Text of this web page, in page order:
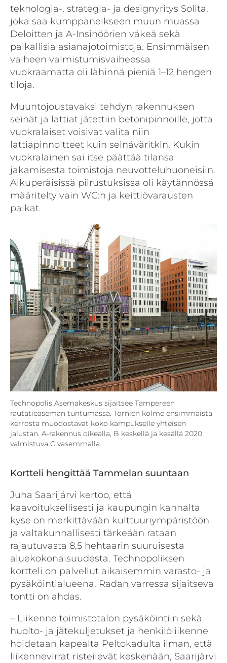
teknologia-, strategia- ja designyritys Solita,
joka saa kumppaneikseen muun muassa
Deloitten ja A-Insinöörien väkeä sekä
paikallisia asianajotoimistoja. Ensimmäisen
vaiheen valmistumisvaiheessa
vuokraamatta oli lähinnä pieniä 1–12 hengen
tiloja.
Muuntojoustavaksi tehdyn rakennuksen
seinät ja lattiat jätettiin betonipinnoille, jotta
vuokralaiset voisivat valita niin
lattiapinnoitteet kuin seinäväritkin. Kukin
vuokralainen sai itse päättää tilansa
jakamisesta toimistoja neuvotteluhuoneisiin.
Alkuperäisissä piirustuksissa oli käytännössä
määritelty vain WC:n ja keittiövarausten
paikat.
Technopolis Asemakeskus sijaitsee Tampereen
rautatieaseman tuntumassa. Tornien kolme ensimmäistä
kerrosta muodostavat koko kampukselle yhteisen
jalustan. A-rakennus oikealla, B keskellä ja kesällä 2020
valmistuva C vasemmalla.
Kortteli hengittää Tammelan suuntaan
Juha Saarijärvi kertoo, että
kaavoituksellisesti ja kaupungin kannalta
kyse on merkittävään kulttuuriympäristöön
ja valtakunnallisesti tärkeään rataan
rajautuvasta 8,5 hehtaarin suuruisesta
aluekokonaisuudesta. Technopoliksen
kortteli on palvellut aikaisemmin varasto- ja
pysäköintialueena. Radan varressa sijaitseva
tontti on ahdas.
– Liikenne toimistotalon pysäköintiin sekä
huolto- ja jätekuljetukset ja henkilöliikenne
hoidetaan kapealta Peltokadulta ilman, että
liikennevirrat risteilevät keskenään, Saarijärvi